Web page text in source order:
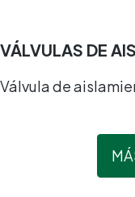
VÁLVULAS DE
Válvula de